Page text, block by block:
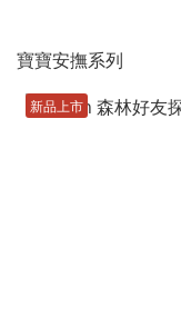
寶寶安撫系列
新品上市